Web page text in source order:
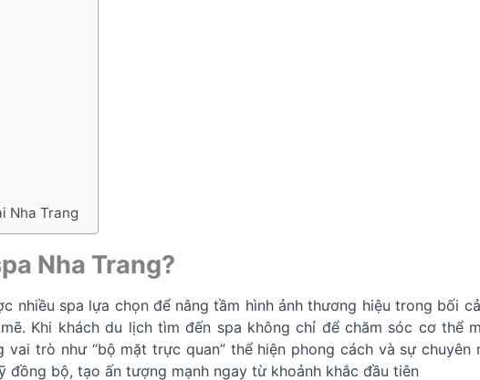
Nha Trang
Nha Trang?
nhiều spa lựa chọn để nâng tầm hình ảnh thương hiệu trong bối
Khi khách du lịch tìm đến spa không chỉ để chăm sóc cơ thể
trò như “bộ mặt trực quan” thể hiện phong cách và sự chuyên
bộ, tạo ấn tượng mạnh ngay từ khoảnh khắc đầu tiên